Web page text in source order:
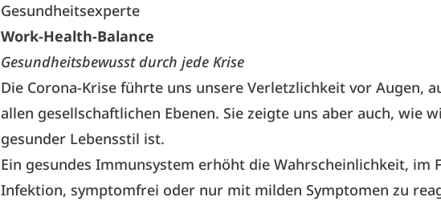
Gesundheitsexperte
Work-Health-Balance
Gesundheitsbewusst durch jede Krise
Die Corona-Krise führte uns unsere Verletzlichkeit vor Augen,
allen gesellschaftlichen Ebenen. Sie zeigte uns aber auch, wie
gesunder Lebensstil ist.
Ein gesundes Immunsystem erhöht die Wahrscheinlichkeit, im
Infektion, symptomfrei oder nur mit milden Symptomen zu